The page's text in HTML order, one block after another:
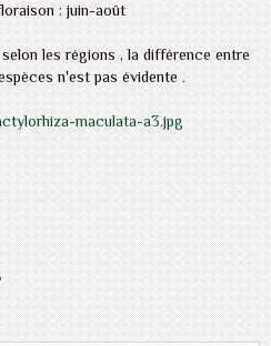
: juin-août
les régions , la différence entre
n'est pas évidente .